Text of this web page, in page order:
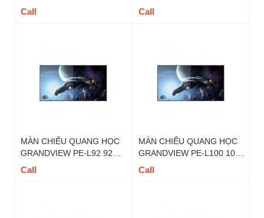
INCH DALITE - MÃ FIX300
Call
INCH DALITE - MÃ FIX350
Call
MÀN CHIẾU QUANG HỌC
GRANDVIEW PE-L92 92
INCH 16:9 DY5
Call
MÀN CHIẾU QUANG HỌC
GRANDVIEW PE-L100 100
INCH 16:9 DY5
Call